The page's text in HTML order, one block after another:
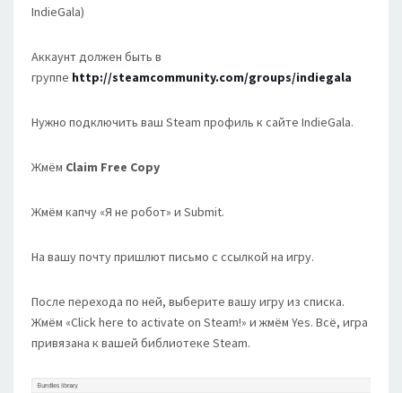
IndieGala)
Аккаунт должен быть в
группе http://steamcommunity.com/groups/indiegala
Нужно подключить ваш Steam профиль к сайте IndieGala.
Жмём Claim Free Copy
Жмём капчу «Я не робот» и Submit.
На вашу почту пришлют письмо с ссылкой на игру.
После перехода по ней, выберите вашу игру из списка.
Жмём «Click here to activate on Steam!» и жмём Yes. Всё, игра
привязана к вашей библиотеке Steam.